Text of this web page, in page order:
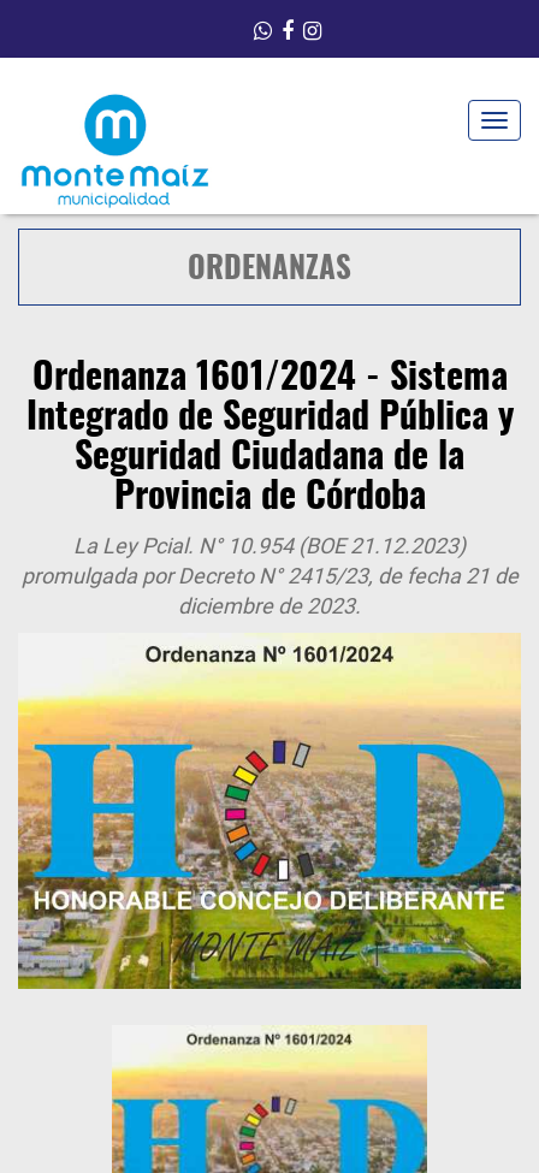
Toggle
ORDENANZAS
Ordenanza 1601/2024 - Sistema
Integrado de Seguridad Pública y
Seguridad Ciudadana de la
Provincia de Córdoba
La Ley Pcial. N° 10.954 (BOE 21.12.2023)
promulgada por Decreto N° 2415/23, de fecha 21 de
diciembre de 2023.